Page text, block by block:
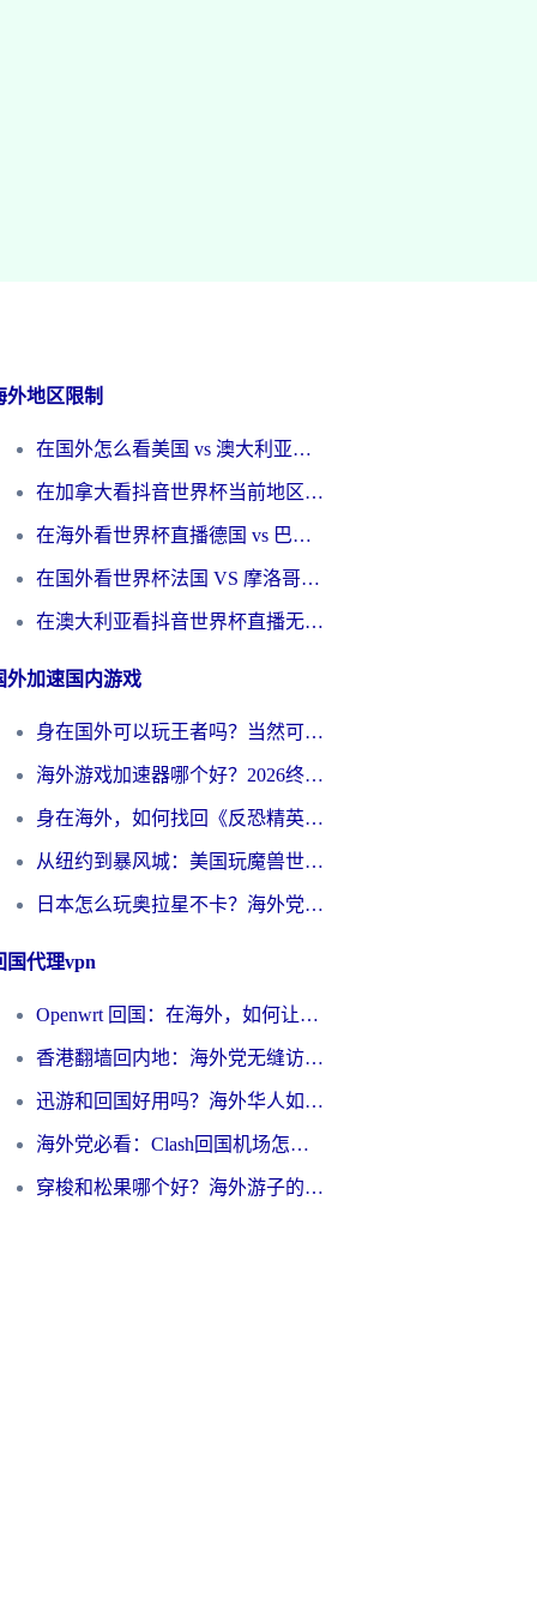
外地区限制
在国外怎么看美国 vs 澳大利亚世界杯直播？海外党必藏的中文解说观赛指南
在加拿大看抖音世界杯当前地区不可播放？海外党体育观赛终极指南
在海外看世界杯直播德国 vs 巴拉圭当前IP受限制？这篇指南帮你轻松解决地区限制
在国外看世界杯法国 VS 摩洛哥仅限中国大陆？别让地域限制拦下你的欢呼
在澳大利亚看抖音世界杯直播无法播放？海外党体育观赛终极指南来了！
外加速国内游戏
身在国外可以玩王者吗？当然可以，但你需要这份“加速”指南
海外游戏加速器哪个好？2026终极指南帮你畅玩国服+解决卡顿难题
身在海外，如何找回《反恐精英：全球攻势》国服的丝滑手感？一份给你的终极指南
从纽约到暴风城：美国玩魔兽世界，如何找到你的最佳网络航线
日本怎么玩奥拉星不卡？海外党国服游戏加速器选择全攻略
国代理vpn
Openwrt 回国：在海外，如何让家的网络触手可及
香港翻墙回内地：海外党无缝访问国内资源的加速器选择全攻略
迅游和回国好用吗？海外华人如何选择靠谱的回国加速器
海外党必看：Clash回国机场怎么选？一篇搞定无缝访问国内资源的全攻略
穿梭和松果哪个好？海外游子的数字归乡路，到底该怎么选